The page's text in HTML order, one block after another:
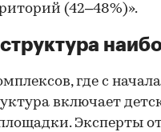
(42–48%)».
где с
включает
Эксперты